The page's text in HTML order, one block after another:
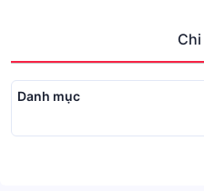
Danh mục